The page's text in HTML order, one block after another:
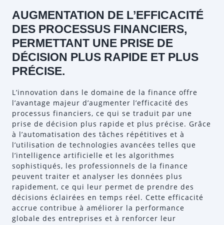
AUGMENTATION DE L’EFFICACITÉ
DES PROCESSUS FINANCIERS,
PERMETTANT UNE PRISE DE
DÉCISION PLUS RAPIDE ET PLUS
PRÉCISE.
L’innovation dans le domaine de la finance offre
l’avantage majeur d’augmenter l’efficacité des
processus financiers, ce qui se traduit par une
prise de décision plus rapide et plus précise. Grâce
à l’automatisation des tâches répétitives et à
l’utilisation de technologies avancées telles que
l’intelligence artificielle et les algorithmes
sophistiqués, les professionnels de la finance
peuvent traiter et analyser les données plus
rapidement, ce qui leur permet de prendre des
décisions éclairées en temps réel. Cette efficacité
accrue contribue à améliorer la performance
globale des entreprises et à renforcer leur